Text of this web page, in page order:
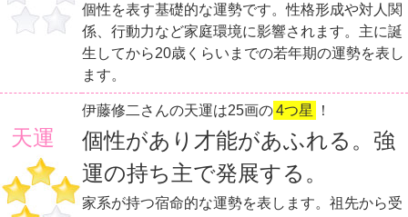
個性を表す基礎的な運勢です。性格形成や対人関
係、行動力など家庭環境に影響されます。主に誕
生してから20歳くらいまでの若年期の運勢を表し
ます。
天運
伊藤修二さんの天運は25画の4つ星 ！
個性があり才能があふれる。強
運の持ち主で発展する。
家系が持つ宿命的な運勢を表します。祖先から受